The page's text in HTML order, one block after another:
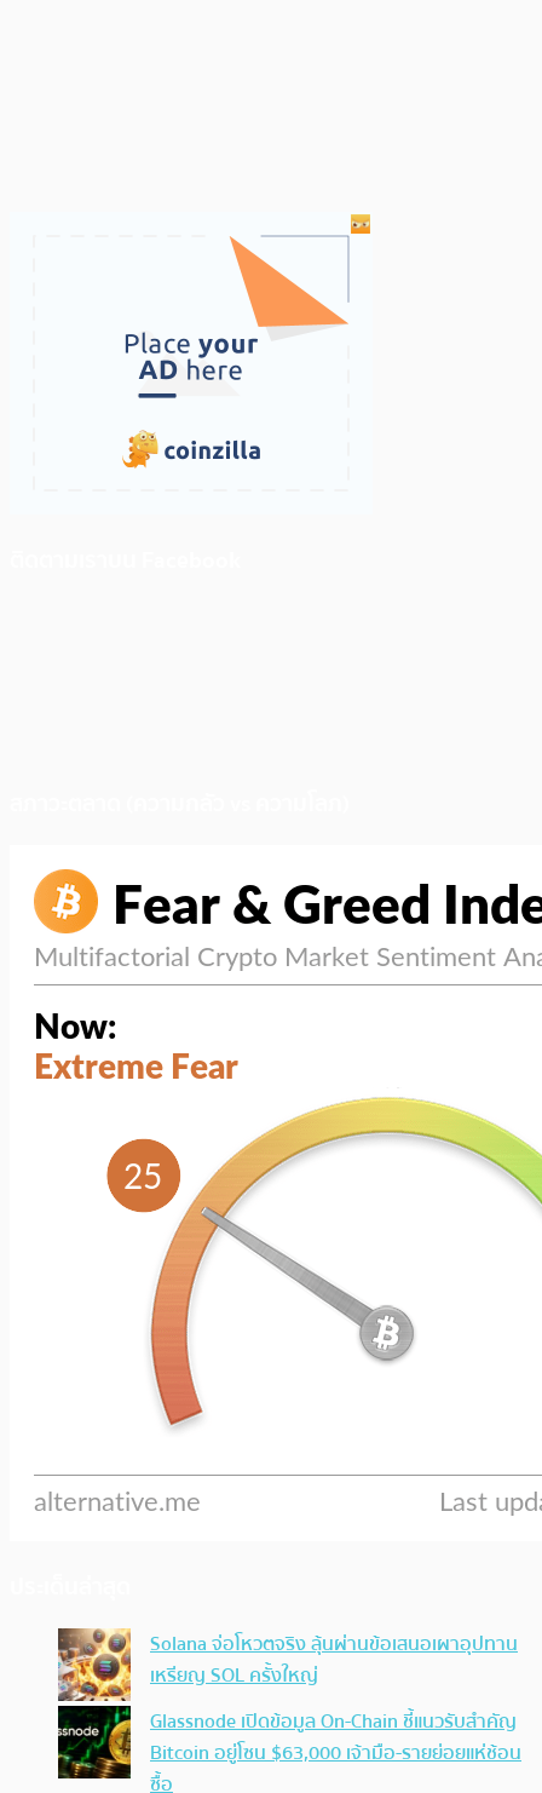
Solana จ่อโหวตจริง ลุ้นผ่านข้อเสนอเผาอุปทาน
เหรียญ SOL ครั้งใหญ่
Glassnode เปิดข้อมูล On-Chain ชี้แนวรับสำคัญ
Bitcoin อยู่โซน $63,000 เจ้ามือ-รายย่อยแห่ช้อน
ซื้อ